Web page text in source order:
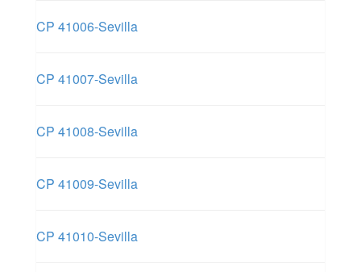
CP 41006-Sevilla
CP 41007-Sevilla
CP 41008-Sevilla
CP 41009-Sevilla
CP 41010-Sevilla